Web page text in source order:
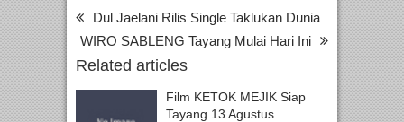
Dul Jaelani Rilis Single Taklukan Dunia
WIRO SABLENG Tayang Mulai Hari Ini
Related articles
Film KETOK MEJIK Siap
Tayang 13 Agustus